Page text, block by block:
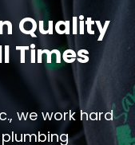
Quality
Times
we work hard